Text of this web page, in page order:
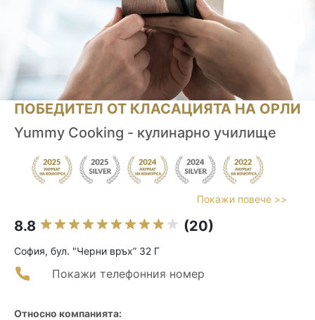
ПОБЕДИТЕЛ ОТ КЛАСАЦИЯТА НА ОРЛИ
Yummy Cooking - кулинарно училище
Покажи повече >>
8.8 (20)
София, бул. "Черни връх” 32 Г
Покажи телефонния номер
Относно компанията: